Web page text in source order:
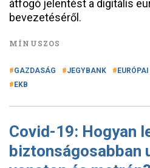
átfogó jelentést a digitális
bevezetéséről.
MÍNUSZOS
GAZDASÁG JEGYBANK
EKB
Covid-19: Hogyan
biztonságosabban